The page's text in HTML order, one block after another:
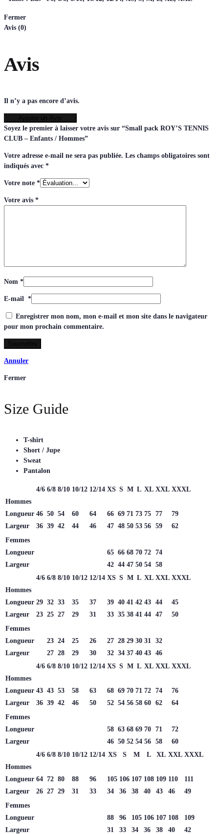
Fermer
Avis (0)
Avis
Il n’y a pas encore d’avis.
Soyez le premier à laisser votre avis sur “Small pack ROY’S TENNIS
CLUB – Enfants / Hommes”
Votre adresse e-mail ne sera pas publiée. Les champs obligatoires sont
indiqués avec *
Votre note *
Votre avis *
Nom *
E-mail *
Enregistrer mon nom, mon e-mail et mon site dans le navigateur
pour mon prochain commentaire.
Annuler
Fermer
Size Guide
T-shirt
Short / Jupe
Sweat
Pantalon
4/6 6/8 8/10 10/12 12/14 XS S M L XL XXL XXXL
Hommes
Longueur 46 50 54 60 64 66 69 71 73 75 77
79
Largeur
36 39 42 44 46 47 48 50 53 56 59
62
Femmes
Longueur
65 66 68 70 72 74
Largeur
42 44 47 50 54 58
4/6 6/8 8/10 10/12 12/14 XS S M L XL XXL XXXL
Hommes
Longueur 29 32 33 35 37 39 40 41 42 43 44
45
Largeur
23 25 27 29 31 33 35 38 41 44 47
50
Femmes
Longueur
23 24 25 26 27 28 29 30 31
32
Largeur
27 28 29 30 32 34 37 40 43 46
4/6 6/8 8/10 10/12 12/14 XS S M L XL XXL XXXL
Hommes
Longueur 43 43 53 58 63 68 69 70 71 72 74
76
Largeur
36 39 42 46 50 52 54 56 58 60 62
64
Femmes
Longueur
58 63 68 69 70 71
72
Largeur
46 50 52 54 56 58
60
4/6 6/8 8/10 10/12 12/14 XS S M L XL XXL XXXL
Hommes
Longueur 64 72 80 88 96 105 106 107 108 109 110
111
Largeur
26 27 29 31 33 34 36 38 40 43 46
49
Femmes
Longueur
88 96 105 106 107 108
109
Largeur
31 33 34 36 38 40 42